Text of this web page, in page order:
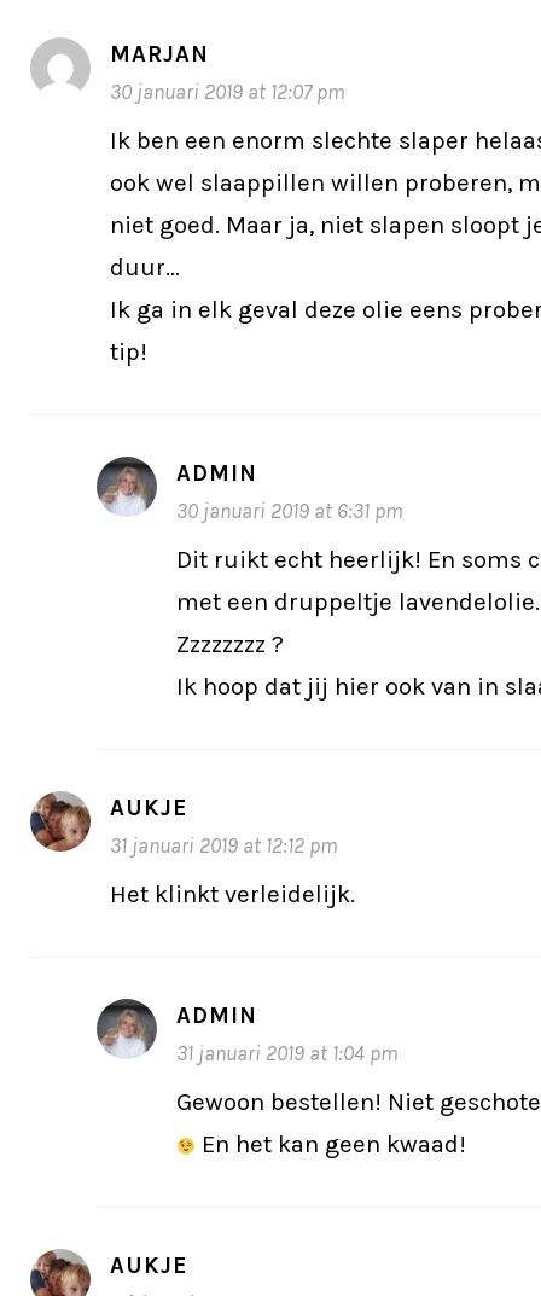
MARJAN
30 januari 2019 at 12:07 pm
Ik ben een enorm slechte slaper
ook wel slaappillen willen proberen,
niet goed. Maar ja, niet slapen sloopt
duur…
Ik ga in elk geval deze olie eens
tip!
ADMIN
30 januari 2019 at 6:31 pm
Dit ruikt echt heerlijk! En soms
met een druppeltje
Zzzzzzzz ?
Ik hoop dat jij hier ook van in
AUKJE
31 januari 2019 at 12:12 pm
Het klinkt verleidelijk.
ADMIN
31 januari 2019 at 1:04 pm
Gewoon bestellen! Niet
En het kan geen kwaad!
AUKJE